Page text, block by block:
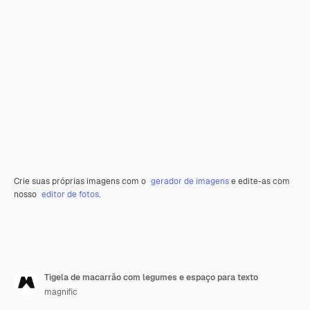
Crie suas próprias imagens com o gerador de imagense edite-as com
nosso editor de fotos.
Tigela de macarrão com legumes e espaço para texto
magnific